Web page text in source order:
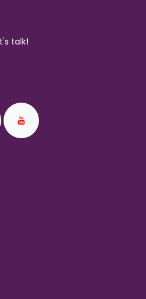
talk!